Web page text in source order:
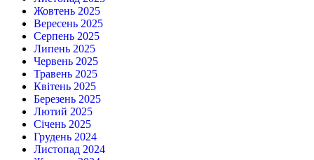
Жовтень 2025
Вересень 2025
Серпень 2025
Липень 2025
Червень 2025
Травень 2025
Квітень 2025
Березень 2025
Лютий 2025
Січень 2025
Грудень 2024
Листопад 2024